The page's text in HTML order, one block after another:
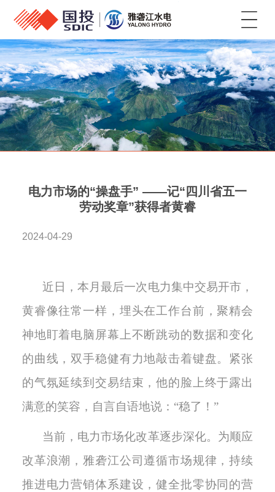
菜单
电力市场的“操盘手” ——记“四川省五一
劳动奖章”获得者黄睿
2024-04-29
近日，本月最后一次电力集中交易开市，
黄睿像往常一样，埋头在工作台前，聚精会
神地盯着电脑屏幕上不断跳动的数据和变化
的曲线，双手稳健有力地敲击着键盘。紧张
的气氛延续到交易结束，他的脸上终于露出
满意的笑容，自言自语地说： “稳了！”
当前，电力市场化改革逐步深化。为顺应
改革浪潮，雅砻江公司遵循市场规律，持续
推进电力营销体系建设，健全批零协同的营